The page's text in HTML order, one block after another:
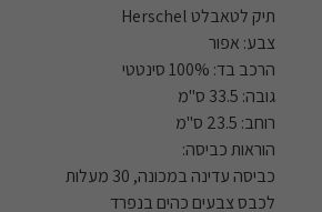
תיק לטאבלט Herschel
צבע: אפור
הרכב בד: 100% סינטטי
גובה: 33.5 ס"מ
רוחב: 23.5 ס"מ
הוראות כביסה:
כביסה עדינה במכונה, 30 מעלות
לכבס צבעים כהים בנפרד